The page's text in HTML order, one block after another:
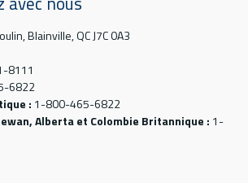
Blainville, QC J7C 0A3
8111
6822
: 1-800-465-6822
Alberta et Colombie Britannique : 1-